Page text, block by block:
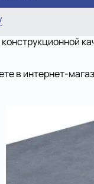
в интернет-